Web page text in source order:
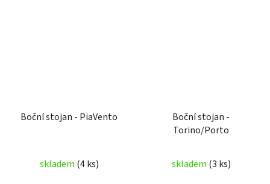
Boční stojan - PiaVento
skladem (4 ks)
Boční stojan -
Torino/Porto
skladem (3 ks)